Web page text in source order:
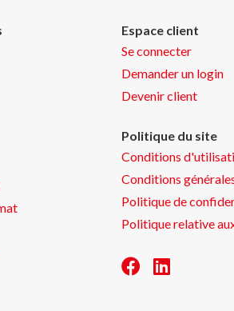
Espace client
Se connecter
Demander un login
Devenir client
Politique du site
Conditions
Conditions
Politique de
Politique relative